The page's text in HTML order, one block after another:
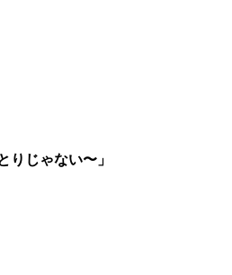
りじゃない〜」